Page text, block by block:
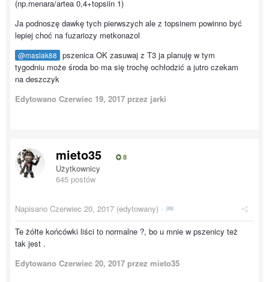
(np.menara/artea 0,4+topsiin 1)
Ja podnoszę dawkę tych pierwszych ale z topsinem powinno być
lepiej choć na fuzariozy metkonazol
@maslak88
pszenica OK zasuwaj z T3 ja planuję w tym
tygodniu może środa bo ma się trochę ochłodzić a jutro czekam
na deszczyk
Edytowano Czerwiec 19, 2017 przez jarki
mieto35 8
Użytkownicy
645 postów
Napisano Czerwiec 20, 2017 (edytowany) ·
Te żółte końcówki liści to normalne ?, bo u mnie w pszenicy też
tak jest .
Edytowano Czerwiec 20, 2017 przez mieto35